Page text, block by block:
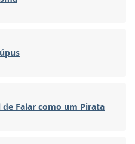
Falar como um Pirata